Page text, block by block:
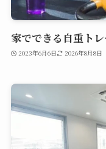
家でできる自重ト
2023年6月6日 2026年8月8日